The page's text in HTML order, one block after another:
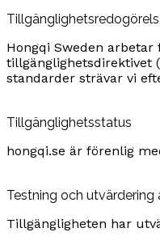
Hongqi Sweden
tillgänglighetsdirektivet
standarder strävar vi
Tillgänglighetsstatus
hongqi.se är förenlig
Testning och
Tillgängligheten har